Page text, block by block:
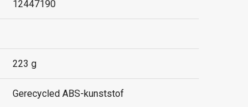
12447190
223 g
Gerecycled ABS-kunststof